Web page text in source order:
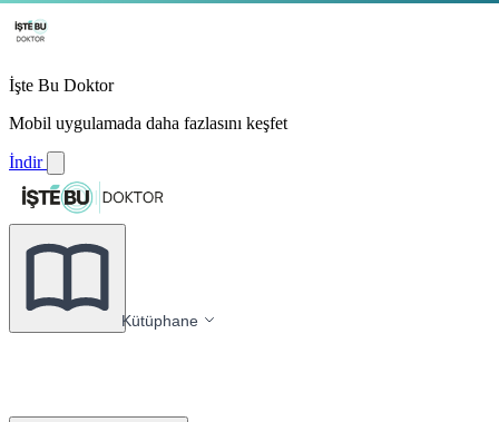
İşte Bu Doktor
Mobil uygulamada daha fazlasını keşfet
İndir
Kütüphane